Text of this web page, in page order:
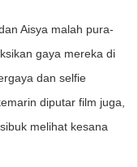
Aisya malah pura-
gaya mereka di
dan selfie
diputar film juga,
melihat kesana